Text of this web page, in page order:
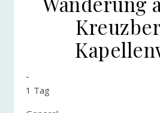
-
1 Tag